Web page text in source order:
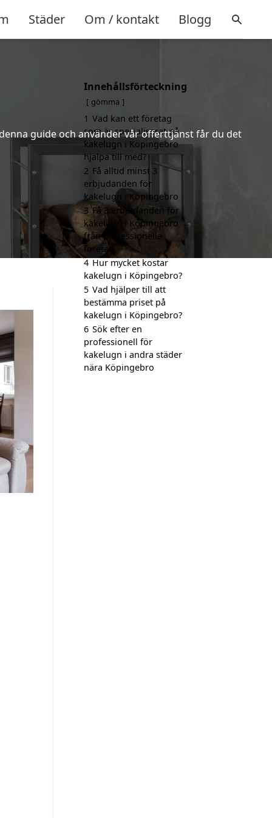
Städer Om / kontakt Blogg
guide och använder vår offerttjänst får du det
Innehållsförteckning
gömma
1 Vad kan ett företag
som är specialiserat på
kakelugn i Köpingebro
hjälpa till med?
2 Få alltid minst 3
erbjudanden för
kakelugn i Köpingebro
3 Få 3 erbjudanden för
kakelugn i Köpingebro
från professionella
företag
4 Hur mycket kostar
kakelugn i Köpingebro?
5 Vad hjälper till att
bestämma priset på
kakelugn i Köpingebro?
6 Sök efter en
professionell för
kakelugn i andra städer
nära Köpingebro